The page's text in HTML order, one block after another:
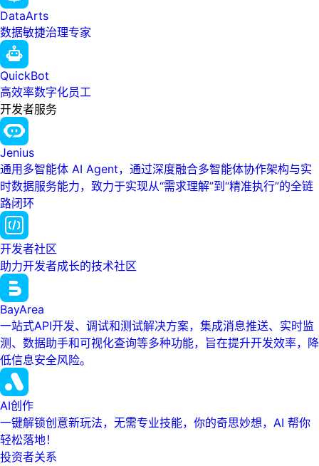
DataArts
数据敏捷治理专家
QuickBot
高效率数字化员工
开发者服务
Jenius
通用多智能体 AI Agent，通过深度融合多智能体协作架构与实
时数据服务能力，致力于实现从“需求理解”到“精准执行”的全链
路闭环
开发者社区
助力开发者成长的技术社区
BayArea
一站式API开发、调试和测试解决方案，集成消息推送、实时监
测、数据助手和可视化查询等多种功能，旨在提升开发效率，降
低信息安全风险。
AI创作
一键解锁创意新玩法，无需专业技能，你的奇思妙想，AI 帮你
轻松落地！
投资者关系